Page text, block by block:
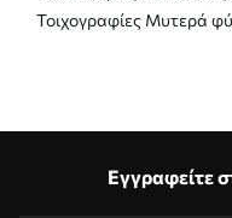
Τοιχογραφίες Μυτερά
Εγγραφείτε